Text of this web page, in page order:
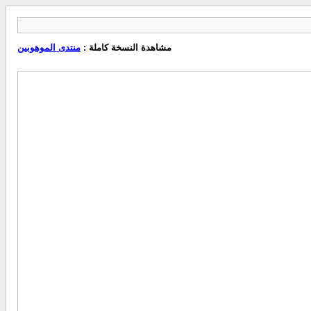
مشاهدة النسخة كاملة : منتدى الموهوبين